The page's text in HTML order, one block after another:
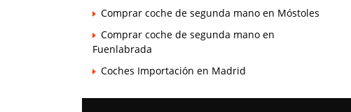
Comprar coche de segunda mano en Móstoles
Comprar coche de segunda mano en
Fuenlabrada
Coches Importación en Madrid